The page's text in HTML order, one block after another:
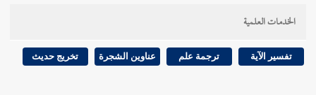
الخدمات العلمية
تفسير الآية ترجمة علم عناوين الشجرة تخريج حديث